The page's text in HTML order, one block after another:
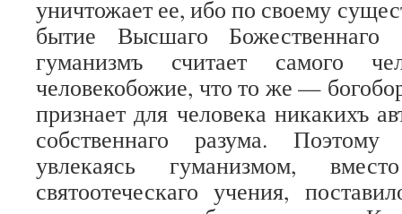
уничтожает ее, ибо по своему
бытие Высшаго Божественнаго
гуманизмъ считает самого
человекобожие, что то же —
признает для человека никакихъ
собственнаго разума. Поэтому
увлекаясь гуманизмом,
святоотеческаго учения,